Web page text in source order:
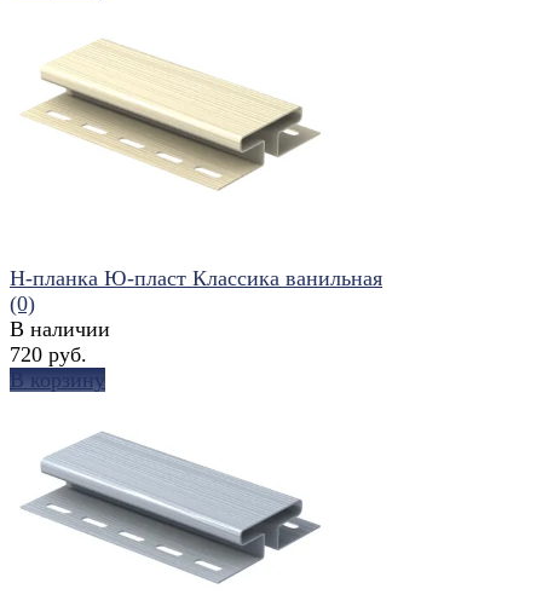
избранное сравнить
избранное сравнить
H-планка Ю-пласт Классика ванильная
(0)
В наличии
720 руб.
В корзину